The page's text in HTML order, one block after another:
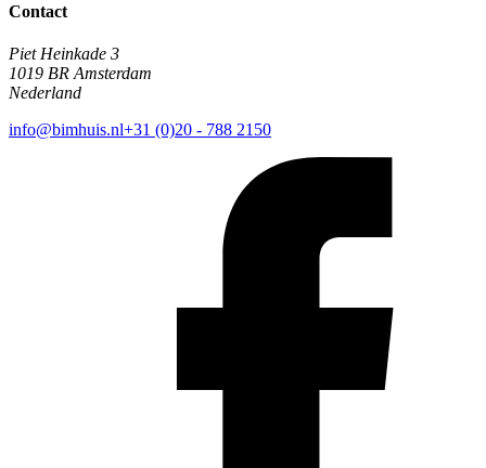
Contact
Piet Heinkade 3
1019 BR Amsterdam
Nederland
info@bimhuis.nl+31 (0)20 - 788 2150